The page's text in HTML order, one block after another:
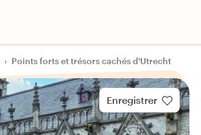
› Points forts et trésors cachés d'Utrecht
Enregistrer